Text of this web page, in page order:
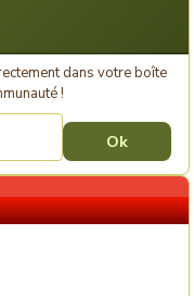
dans votre boîte
!